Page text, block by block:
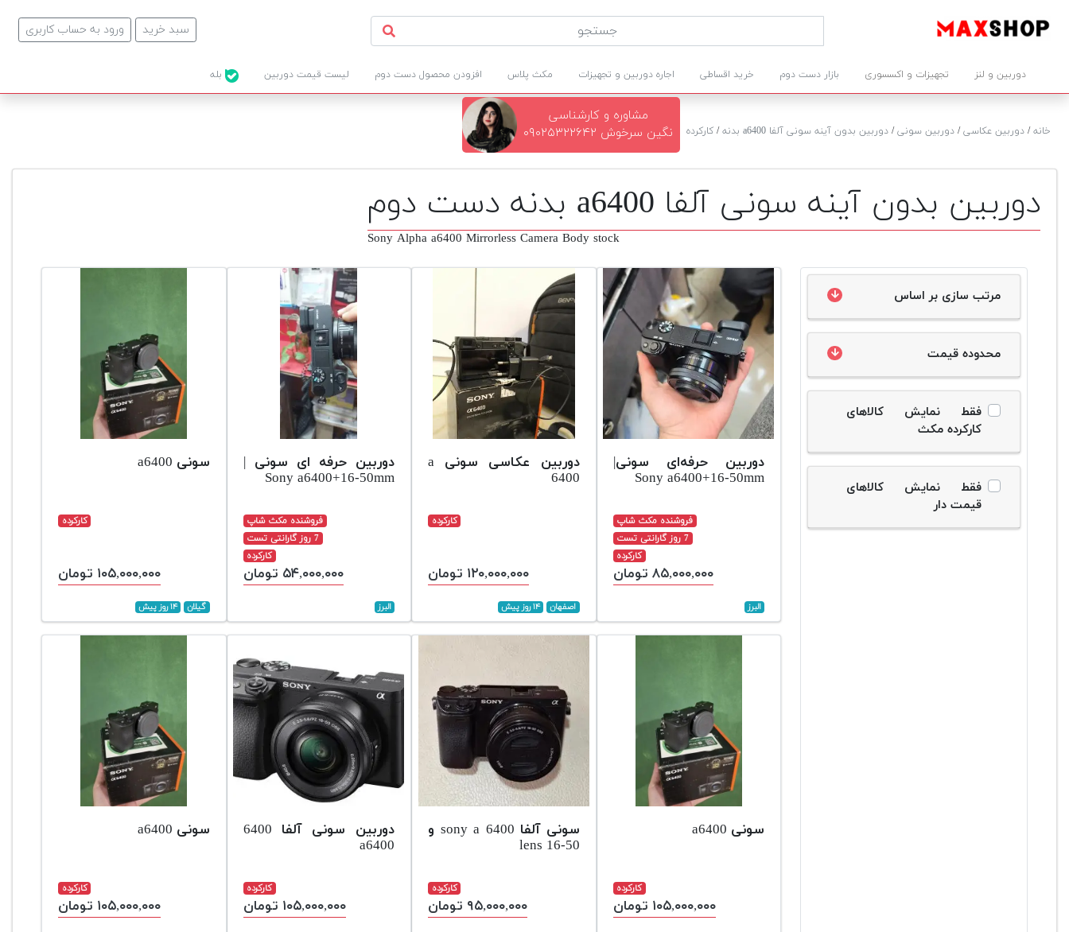
ورود به حساب کاربری سبد خرید
دوربین و لنز تجهیزات و اکسسوری بازار دست دوم خرید اقساطی اجاره دوربین و تجهیزات مکث پلاس افزودن محصول دست دوم لیست قیمت دوربین
خانه/ دوربین عکاسی/ دوربین سونی/ دوربین بدون آینه سونی آلفا a6400 بدنه / کارکرده
مشاوره و کارشناسی
نگین سرخوش ۰۹۰۲۵۳۲۲۶۴۲
دوربین بدون آینه سونی آلفا a6400 بدنه دست دوم
Sony Alpha a6400 Mirrorless Camera Body stock
مرتب سازی بر اساس
محدوده قیمت
فقط نمایش کالاهای
کارکرده مکث
فقط نمایش کالاهای
قیمت دار
دوربین حرفه‌ای سونی|
Sony a6400+16-50mm
فروشنده مکث شاپ
7 روز گارانتی تست
کارکرده
۸۵,۰۰۰,۰۰۰ تومان
البرز
دوربین عکاسی سونی a
6400
کارکرده
۱۲۰,۰۰۰,۰۰۰ تومان
اصفهان ۱۴ روز پیش
دوربین حرفه ای سونی |
Sony a6400+16-50mm
فروشنده مکث شاپ
7 روز گارانتی تست
کارکرده
۵۴,۰۰۰,۰۰۰ تومان
البرز
سونی a6400
کارکرده
۱۰۵,۰۰۰,۰۰۰ تومان
گیلان ۱۴ روز پیش
سونی a6400
کارکرده
۱۰۵,۰۰۰,۰۰۰ تومان
سونی آلفا sony a 6400 و
lens 16-50
کارکرده
۹۵,۰۰۰,۰۰۰ تومان
دوربین سونی آلفا 6400
a6400
کارکرده
۱۰۵,۰۰۰,۰۰۰ تومان
سونی a6400
کارکرده
۱۰۵,۰۰۰,۰۰۰ تومان